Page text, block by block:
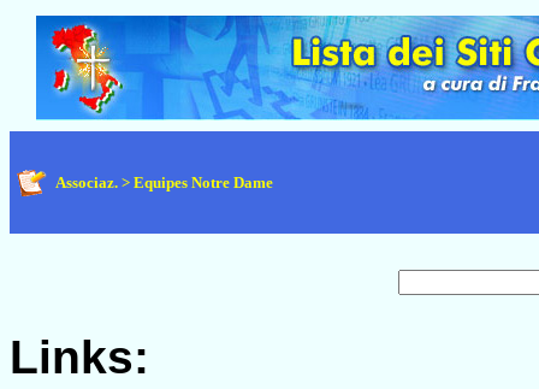
Associaz. > Equipes Notre Dame
Links: